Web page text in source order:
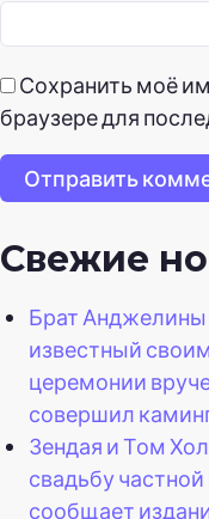
Сохранить моё
браузере для
Отправить
Свежие
Брат
известный
церемонии
совершил
Зендая и Том
свадьбу
сообщает